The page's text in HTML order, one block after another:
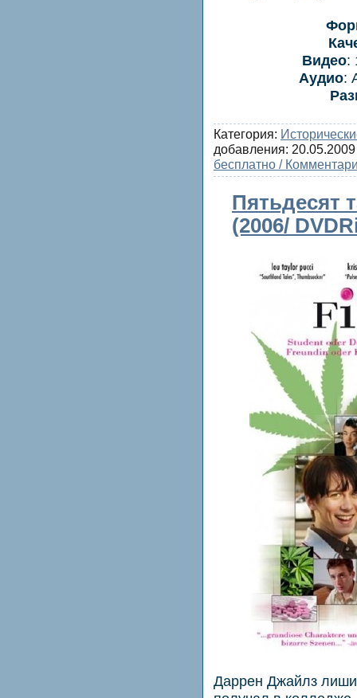
Видео:
Аудио:
Категория:
добавления: 20.05.2009
бесплатно /
Пятьдесят
(2006/
Даррен Джайлз